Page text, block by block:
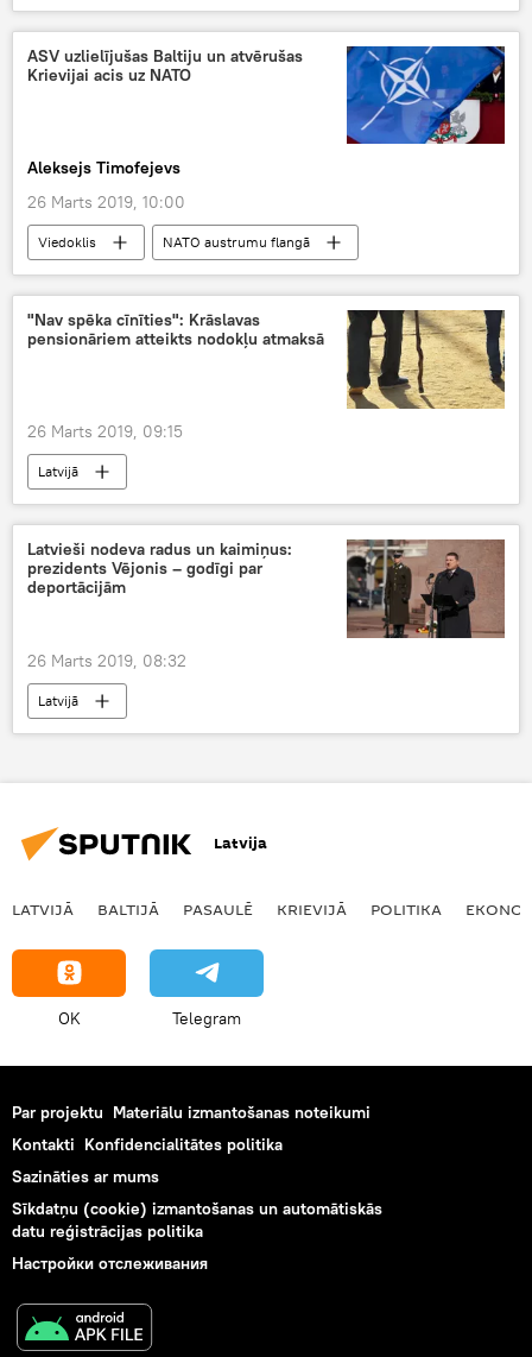
ASV uzlielījušas Baltiju un atvērušas
Krievijai acis uz NATO
Aleksejs Timofejevs
26 Marts 2019, 10:00
Viedoklis NATO austrumu flangā
"Nav spēka cīnīties": Krāslavas
pensionāriem atteikts nodokļu atmaksā
26 Marts 2019, 09:15
Latvijā
Latvieši nodeva radus un kaimiņus:
prezidents Vējonis – godīgi par
deportācijām
26 Marts 2019, 08:32
Latvijā
Latvija
LATVIJĀ BALTIJĀ PASAULĒ KRIEVIJĀ POLITIKA
OK Telegram
Par projektu Materiālu izmantošanas noteikumi
Kontakti Konfidencialitātes politika
Sazināties ar mums
Sīkdatņu (cookie) izmantošanas un automātiskās
datu reģistrācijas politika
Настройки отслеживания